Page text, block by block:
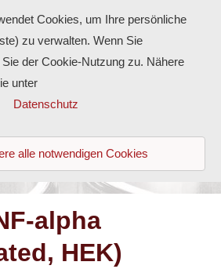
alpha
HEK)
Cookies, um Ihre persönliche
zu verwalten. Wenn Sie
der Cookie-Nutzung zu. Nähere
unter
Datenschutz
alle notwendigen Cookies